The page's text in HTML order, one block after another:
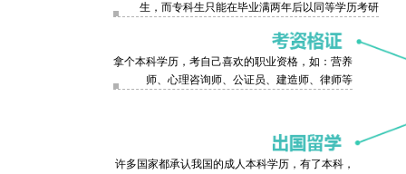
生，而专科生只能在毕业满两年后以同等学历考研
拿个本科学历，考自己喜欢的职业资格，如：营养
师、心理咨询师、公证员、建造师、律师等
许多国家都承认我国的成人本科学历，有了本科，